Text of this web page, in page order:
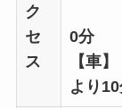
ク
セ
ス
「ジ
0分
【車
より